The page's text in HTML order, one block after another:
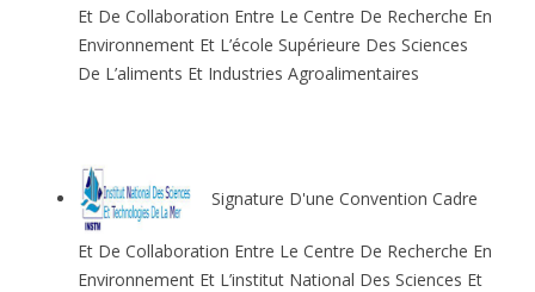
Et De Collaboration Entre Le Centre De Recherche En
Environnement Et L’école Supérieure Des Sciences
De L’aliments Et Industries Agroalimentaires
Signature D'une Convention Cadre
Et De Collaboration Entre Le Centre De Recherche En
Environnement Et L’institut National Des Sciences Et